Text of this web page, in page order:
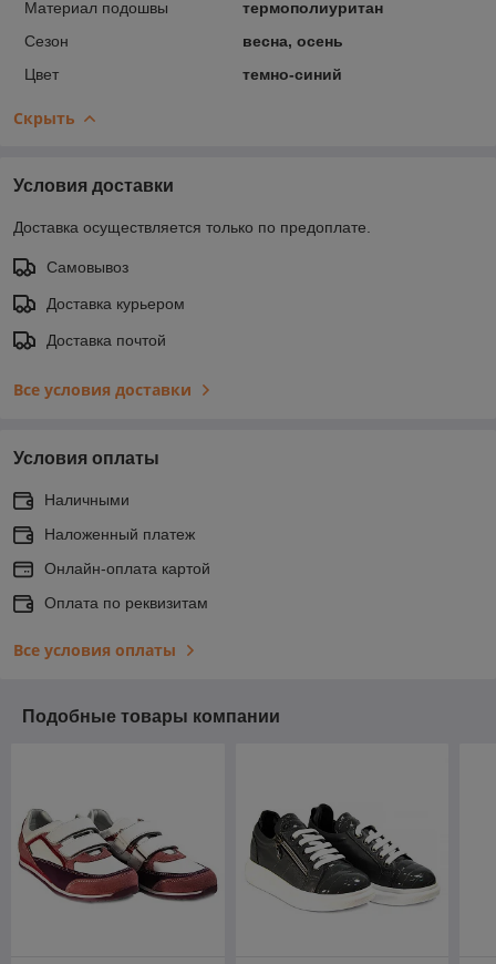
Материал подошвы
термополиуритан
Сезон
весна, осень
Цвет
темно-синий
Скрыть
Условия доставки
Доставка осуществляется только по предоплате.
Самовывоз
Доставка курьером
Доставка почтой
Все условия доставки
Условия оплаты
Наличными
Наложенный платеж
Онлайн-оплата картой
Оплата по реквизитам
Все условия оплаты
Подобные товары компании